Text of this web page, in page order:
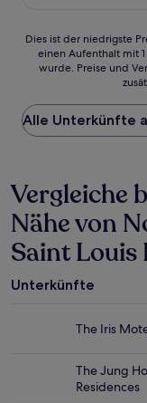
Dies
der
Preis
pro
Nacht,
den
letzten
24 Stunden
für
einen
mit
2 Erwachsenen
Dies ist der niedrigste
einen Aufenthalt mit
wurde. Preise und
Alle Unterkünfte
Vergleiche
Nähe von
Saint Louis
Unterkünfte
The Iris
The Jung
Residences